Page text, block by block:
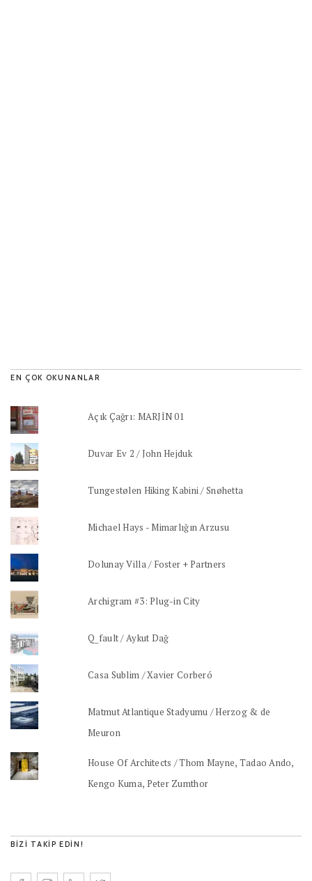
EN ÇOK OKUNANLAR
Açık Çağrı: MARJİN 01
Duvar Ev 2 / John Hejduk
Tungestølen Hiking Kabini / Snøhetta
Michael Hays - Mimarlığın Arzusu
Dolunay Villa / Foster + Partners
Archigram #3: Plug-in City
Q_fault / Aykut Dağ
Casa Sublim / Xavier Corberó
Matmut Atlantique Stadyumu / Herzog & de
Meuron
House Of Architects / Thom Mayne, Tadao Ando,
Kengo Kuma, Peter Zumthor
BIZI TAKIP EDIN!